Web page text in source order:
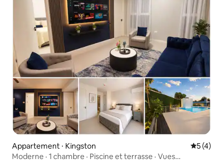
Appartement ⋅ Kingston
5 (4)
Moderne · 1 chambre · Piscine et terrasse · Vues